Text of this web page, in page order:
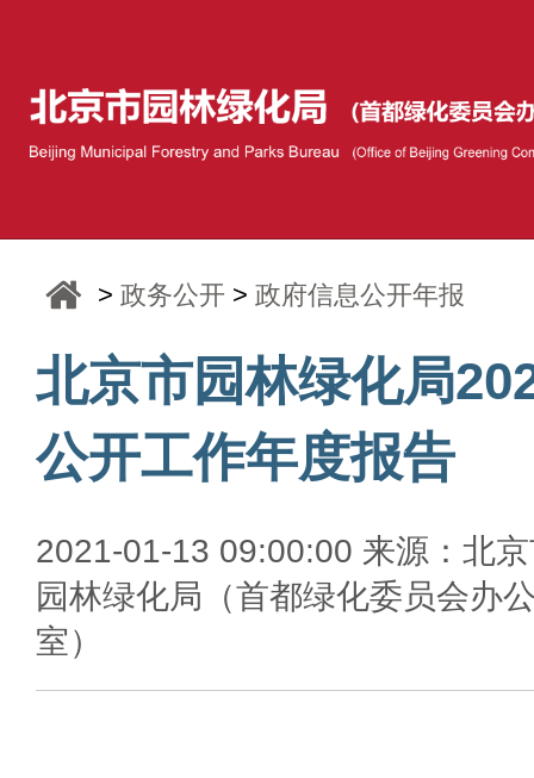
>政务公开 >政府信息公开年报
北京市园林绿化局
公开工作年度报告
2021-01-13 09:00:00 来源：北
园林绿化局（首都绿化委员会办
室）